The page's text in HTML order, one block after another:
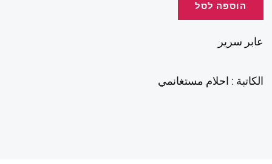
הוספה לסל
عابر سرير
الكاتبة : احلام مستغانمي